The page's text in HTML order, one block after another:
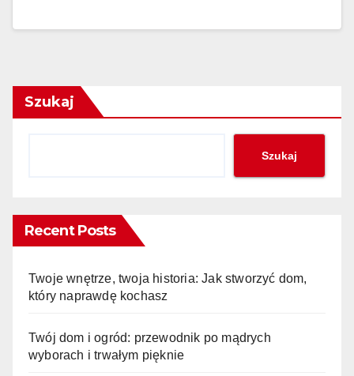
Szukaj
Szukaj
Recent Posts
Twoje wnętrze, twoja historia: Jak stworzyć dom,
który naprawdę kochasz
Twój dom i ogród: przewodnik po mądrych
wyborach i trwałym pięknie